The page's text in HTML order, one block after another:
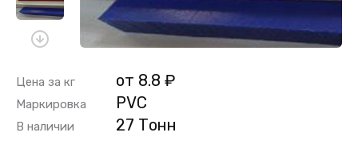
Цена за кг от 8.8 ₽
Маркировка PVC
В наличии 27 Тонн